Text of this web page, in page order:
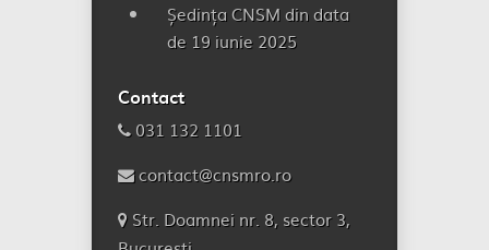
Ședința CNSM din data
de 19 iunie 2025
Contact
031 132 1101
contact@cnsmro.ro
Str. Doamnei nr. 8, sector 3,